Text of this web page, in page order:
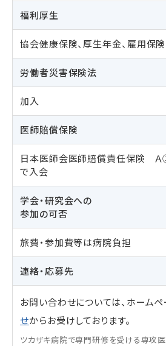
福利厚生
協会健康保険、厚生年金、雇用保険
労働者災害保険法
加入
医師賠償保険
日本医師会医師賠償責任保険 Ａ
で入会
学会・研究会への
参加の可否
旅費・参加費等は病院負担
連絡・応募先
お問い合わせについては、ホーム
せからお受けしております。
ツカザキ病院で専門研修を受ける専攻医